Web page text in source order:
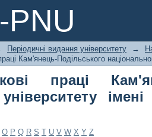
PNU
праці Кам'янець-
по Автору
Періодичні видання університету →
Кам'янець-Подільського
праці
O P Q R S T U V W X Y Z